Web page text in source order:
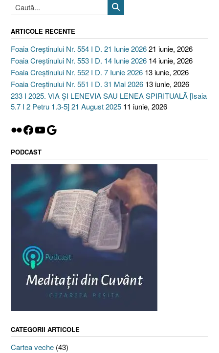
65.1-
13]”
ARTICOLE RECENTE
Foaia Creștinului Nr. 554 I D. 21 Iunie 202621 iunie, 2026
Foaia Creștinului Nr. 553 I D. 14 Iunie 2026 14 iunie, 2026
Foaia Creștinului Nr. 552 I D. 7 Iunie 2026 13 iunie, 2026
Foaia Creștinului Nr. 551 I D. 31 Mai 2026 13 iunie, 2026
233 I 2025. VIA ȘI LENEVIA SAU LENEA SPIRITUALĂ [Isaia
5.7 I 2 Petru 1.3-5] 21 August 2025 11 iunie, 2026
Flickr
Facebook
YouTube
Google
PODCAST
CATEGORII ARTICOLE
Cartea veche (43)